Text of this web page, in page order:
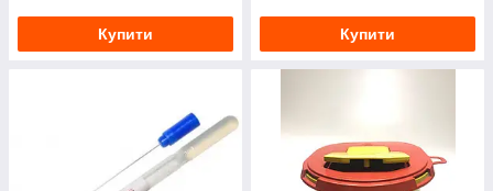
Купити Купити